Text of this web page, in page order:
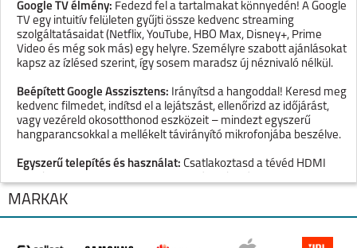
Google TV élmény: Fedezd fel a tartalmakat könnyedén! A Google
TV egy intuitív felületen gyűjti össze kedvenc streaming
szolgáltatásaidat (Netflix, YouTube, HBO Max, Disney+, Prime
Video és még sok más) egy helyre. Személyre szabott ajánlásokat
kapsz az ízlésed szerint, így sosem maradsz új néznivaló nélkül.
Beépített Google Asszisztens: Irányítsd a hangoddal! Keresd meg
kedvenc filmedet, indítsd el a lejátszást, ellenőrizd az időjárást,
vagy vezéreld okosotthonod eszközeit – mindezt egyszerű
hangparancsokkal a mellékelt távirányító mikrofonjába beszélve.
Egyszerű telepítés és használat: Csatlakoztasd a tévéd HDMI
végtelen szórakozást. A mellékelt távirányítóval a navigáció is
gyerekjáték.
A diszkrét, fehér kialakításnak
MÁRKÁK